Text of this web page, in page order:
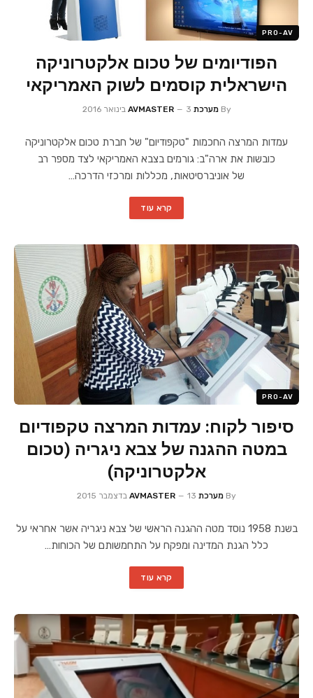
PRO-AV
הפודיומים של טכום אלקטרוניקה
הישראלית קוסמים לשוק האמריקאי
By מערכת AVMASTER 3 בינואר 2016
עמדות המרצה החכמות "טקפודיום" של חברת טכום אלקטרוניקה
כובשות את ארה"ב: גורמים בצבא האמריקאי לצד מספר רב
של אוניברסיטאות, מכללות ומרכזי הדרכה…
קרא עוד
PRO-AV
סיפור לקוח: עמדות המרצה טקפודיום
במטה ההגנה של צבא ניגריה (טכום
אלקטרוניקה)
By מערכת AVMASTER 13 בדצמבר 2015
בשנת 1958 נוסד מטה ההגנה הראשי של צבא ניגריה אשר אחראי על
כלל הגנת המדינה ומפקח על התחמשותם של הכוחות…
קרא עוד